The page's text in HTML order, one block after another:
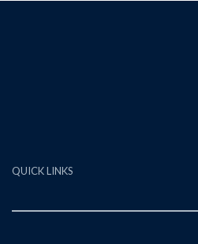
QUICK LINKS